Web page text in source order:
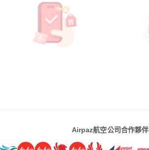
Airpaz航空公司合作夥伴